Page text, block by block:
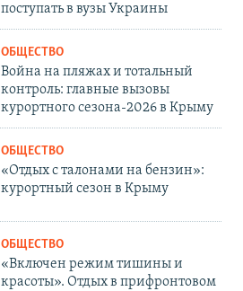
поступать в вузы Украины
ОБЩЕСТВО
Война на пляжах и тотальный
контроль: главные вызовы
курортного сезона-2026 в Крыму
ОБЩЕСТВО
«Отдых с талонами на бензин»:
курортный сезон в Крыму
ОБЩЕСТВО
«Включен режим тишины и
красоты». Отдых в прифронтовом